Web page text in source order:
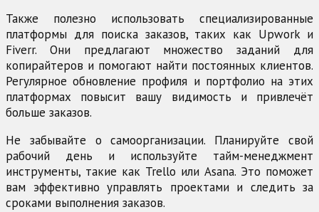
Также полезно использовать специализированные
платформы для поиска заказов, таких как Upwork и
Fiverr. Они предлагают множество заданий для
копирайтеров и помогают найти постоянных клиентов.
Регулярное обновление профиля и портфолио на этих
платформах повысит вашу видимость и привлечёт
больше заказов.
Не забывайте о самоорганизации. Планируйте свой
рабочий день и используйте тайм-менеджмент
инструменты, такие как Trello или Asana. Это поможет
вам эффективно управлять проектами и следить за
сроками выполнения заказов.